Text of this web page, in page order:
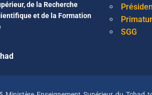
de la Recherche
et de la Formation
SGG